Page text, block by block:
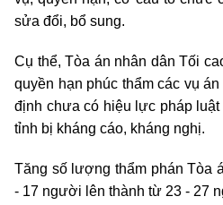
sửa đổi, bổ sung.
Cụ thể, Tòa án nhân dân Tối
quyền hạn phúc thẩm các vụ
định chưa có hiệu lực pháp
tỉnh bị kháng cáo, kháng nghị.
Tăng số lượng thẩm phán Tòa
- 17 người lên thành từ 23 - 27